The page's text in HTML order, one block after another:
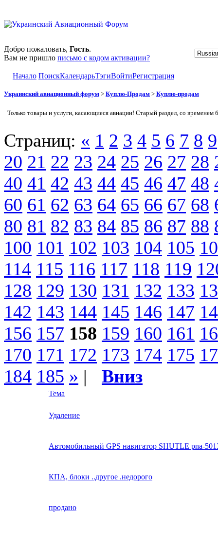
Добро пожаловать, Гость.
Вам не пришло письмо с кодом активации?
Начало ПоискКалендарьТэгиВойтиРегистрация
Украинский авиационный форум > Куплю-Продам > Куплю-продам
Только товары и услуги, касающиеся авиации! Старый раздел, со временем
Страниц: « 1 2 3 4 5 6 7 8 9
20 21 22 23 24 25 26 27 28
40 41 42 43 44 45 46 47 48
60 61 62 63 64 65 66 67 68
80 81 82 83 84 85 86 87 88
100 101 102 103 104 105
114 115 116 117 118 119
128 129 130 131 132 133
142 143 144 145 146 147
156 157 158 159 160 161
170 171 172 173 174 175
184 185 » | Вниз
Тема
Удаление
Автомобильный GPS навигатор SHUTLE pna-
КПА, блоки ..другое .недорого
продано